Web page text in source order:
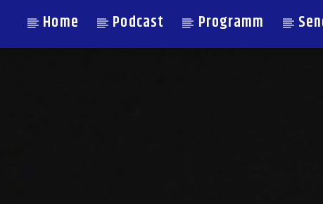
Home Podcast Programm